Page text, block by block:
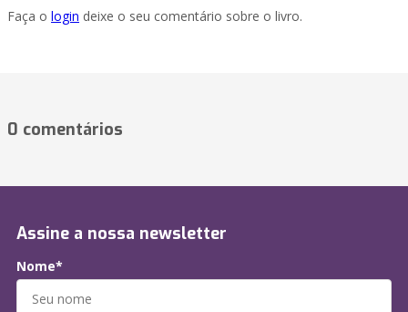
Faça o login deixe o seu comentário sobre o livro.
0 comentários
Assine a nossa newsletter
Nome*